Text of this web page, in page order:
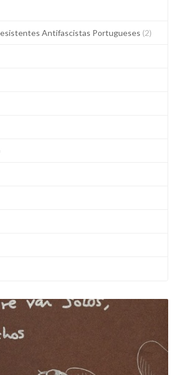
Antifascistas Portugueses (2)